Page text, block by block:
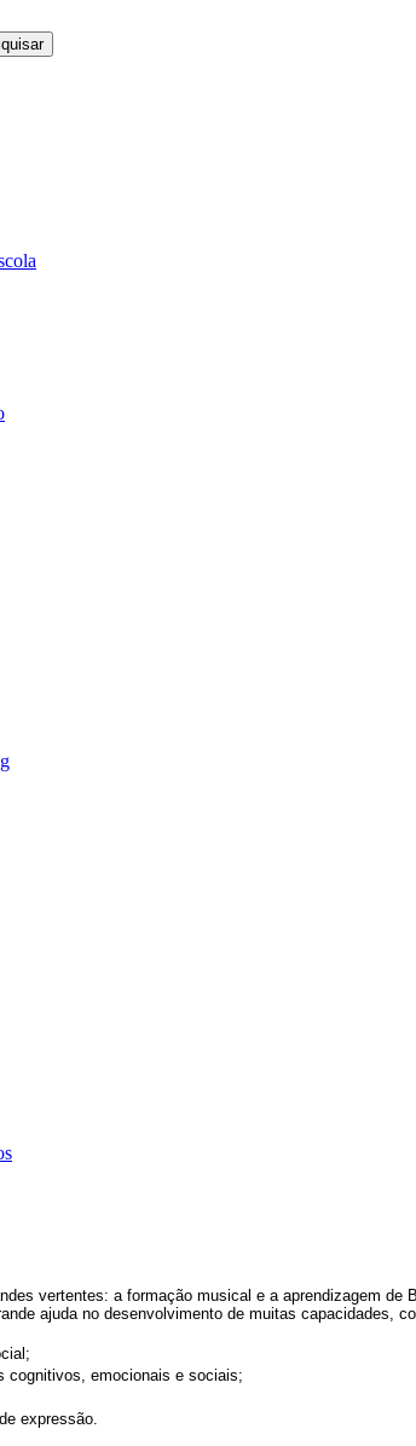
vertentes: a formação musical e a aprendizagem de
ajuda no desenvolvimento de muitas capacidades,
cognitivos, emocionais e sociais;
expressão.